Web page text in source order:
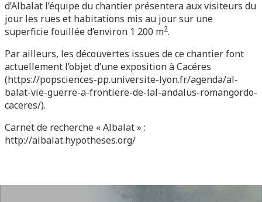
d’Albalat l’équipe du chantier présentera aux visiteurs du
jour les rues et habitations mis au jour sur une
superficie fouillée d’environ 1 200 m2.
Par ailleurs, les découvertes issues de ce chantier font
actuellement l’objet d’une exposition à Cacéres
(https://popsciences-pp.universite-lyon.fr/agenda/al-
balat-vie-guerre-a-frontiere-de-lal-andalus-romangordo-
caceres/).
Carnet de recherche « Albalat » :
http://albalat.hypotheses.org/